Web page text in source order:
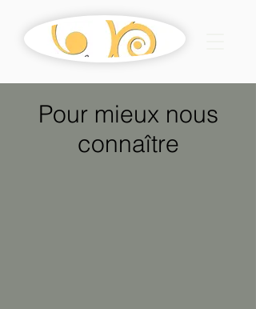
Pour mieux nous
connaître